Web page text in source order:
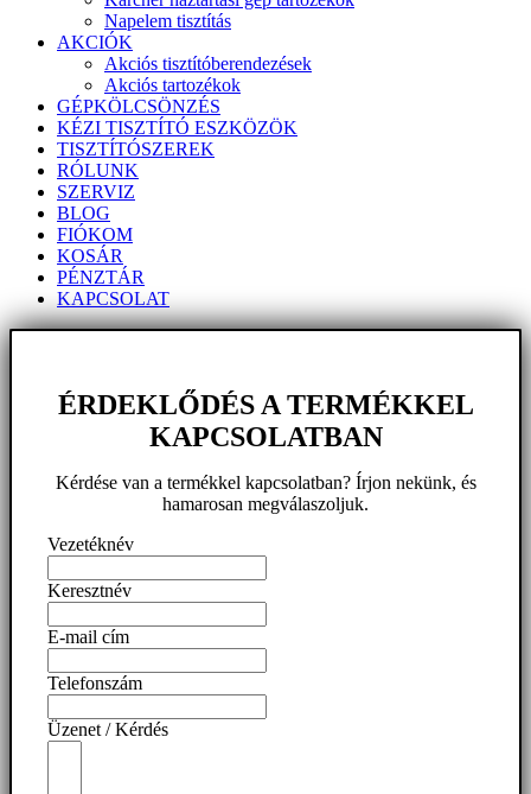
Napelem tisztítás
AKCIÓK
Akciós tisztítóberendezések
Akciós tartozékok
GÉPKÖLCSÖNZÉS
KÉZI TISZTÍTÓ ESZKÖZÖK
TISZTÍTÓSZEREK
RÓLUNK
SZERVIZ
BLOG
FIÓKOM
KOSÁR
PÉNZTÁR
KAPCSOLAT
ÉRDEKLŐDÉS A TERMÉKKEL
KAPCSOLATBAN
Kérdése van a termékkel kapcsolatban? Írjon nekünk, és
hamarosan megválaszoljuk.
Vezetéknév
Keresztnév
E-mail cím
Telefonszám
Üzenet / Kérdés